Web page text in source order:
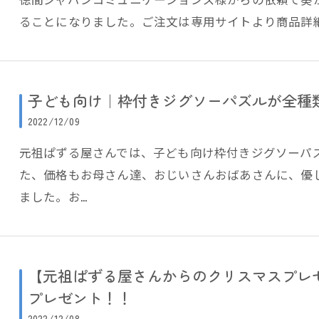
ることになりました。ご注文は専用サイトより商品
子ども向け｜枠付きジグソーパズルが全
2022/12/09
元祖ぱずる屋さんでは、子ども向け枠付きジグソー
た、価格もお母さん達、おじいさんおばあさんに、
ました。お…
【元祖ぱずる屋さんからのクリスマスプ
プレゼント！！